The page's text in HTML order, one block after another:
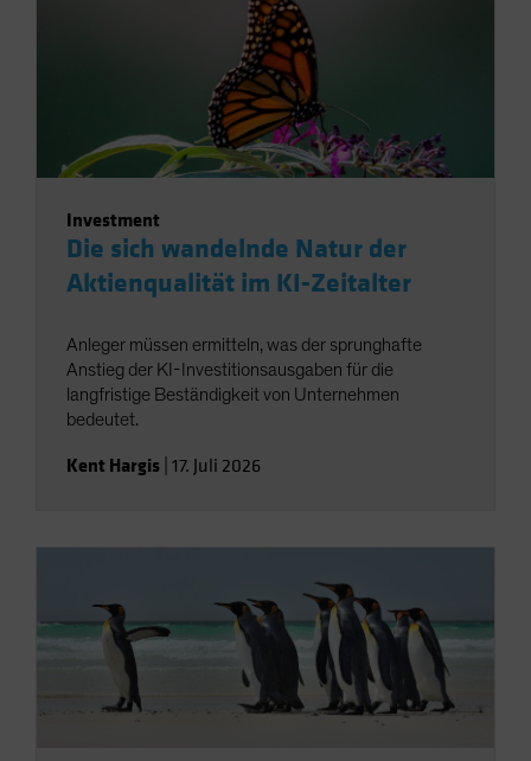
Investment
Die sich wandelnde Natur der
Aktienqualität im KI-Zeitalter
Anleger müssen ermitteln, was der sprunghafte
Anstieg der KI-Investitionsausgaben für die
langfristige Beständigkeit von Unternehmen
bedeutet.
Kent Hargis 17. Juli 2026